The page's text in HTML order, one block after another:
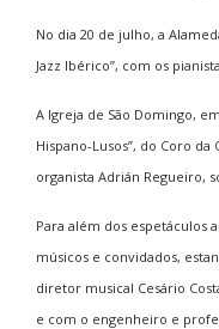
No dia 20 de julho, a
Jazz Ibérico”, com os
A Igreja de São Domingo,
Hispano-Lusos”, do Coro
organista Adrián Regueiro,
Para além dos espetáculos
músicos e convidados,
diretor musical Cesário
e com o engenheiro e